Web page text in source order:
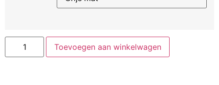
Toevoegen aan winkelwagen